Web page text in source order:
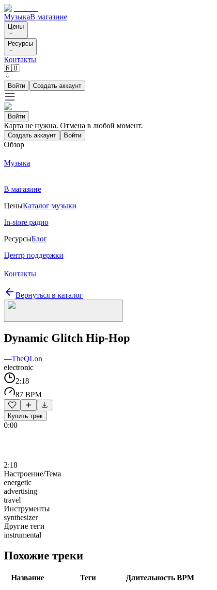
МузыкаВ магазине
Цены
Ресурсы
Контакты
🇷🇺
Войти Создать аккаунт
Войти
Карта не нужна. Отмена в любой момент.
Создать аккаунт Войти
Обзор
Музыка
В магазине
ЦеныКаталог музыки
In-store радио
РесурсыБлог
Центр поддержки
Контакты
Вернуться в каталог
Dynamic Glitch Hip-Hop
—TheQLon
electronic
2:18
87 BPM
Купить трек
0:00
2:18
Настроение/Тема
energetic
advertising
travel
Инструменты
synthesizer
Другие теги
instrumental
Похожие треки
Название Теги Длительность BPM